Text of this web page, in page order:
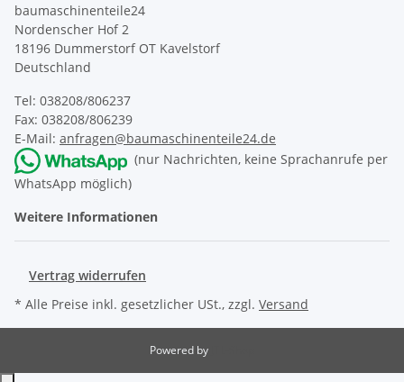
baumaschinenteile24
Nordenscher Hof 2
18196 Dummerstorf OT Kavelstorf
Deutschland
Tel: 038208/806237
Fax: 038208/806239
E-Mail: anfragen@baumaschinenteile24.de
(nur Nachrichten, keine Sprachanrufe per
WhatsApp möglich)
Weitere Informationen
Vertrag widerrufen
* Alle Preise inkl. gesetzlicher USt., zzgl. Versand
Powered by